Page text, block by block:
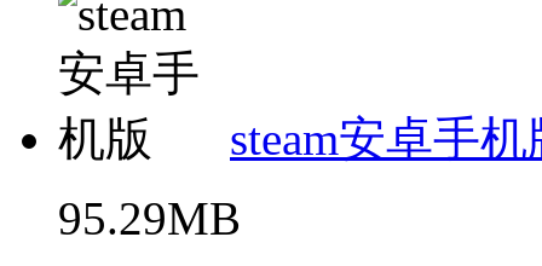
steam安卓手机
95.29MB